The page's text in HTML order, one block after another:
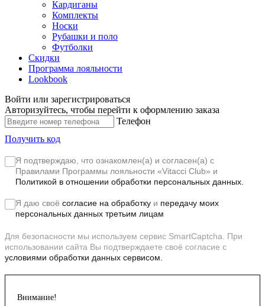
Кардиганы
Комплекты
Носки
Рубашки и поло
Футболки
Скидки
Программа лояльности
Lookbook
Войти или зарегистрироваться
Авторизуйтесь, чтобы перейти к оформлению заказа
Телефон
Получить код
Я подтверждаю, что ознакомлен(а) и согласен(а) с
Правилами Программы лояльности «Vitacci Club» и
Политикой в отношении обработки персональных данных.
Я даю своё согласие на обработку и передачу моих
персональных данных третьим лицам
Для безопасности мы используем сервис SmartCaptcha. При
использовании сайта Вы подтверждаете своё согласие с
условиями обработки данных сервисом.
Внимание!